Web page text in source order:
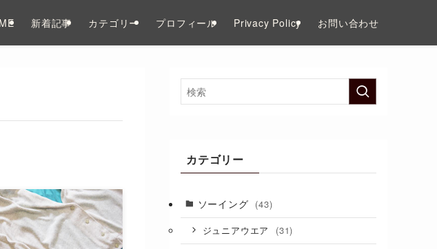
新着記事 カテゴリー プロフィール Privacy Policy お問い合わせ
カテゴリー
ソーイング (43)
ジュニアウエア (31)